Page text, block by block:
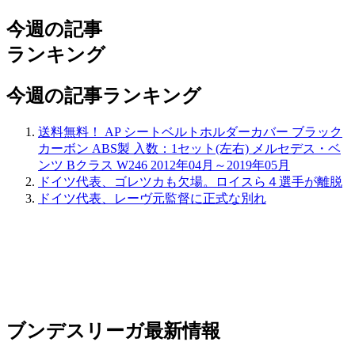
今週の記事
ランキング
今週の記事ランキング
送料無料！ AP シートベルトホルダーカバー ブラック
カーボン ABS製 入数：1セット(左右) メルセデス・ベ
ンツ Bクラス W246 2012年04月～2019年05月
ドイツ代表、ゴレツカも欠場。ロイスら４選手が離脱
ドイツ代表、レーヴ元監督に正式な別れ
ブンデスリーガ最新情報